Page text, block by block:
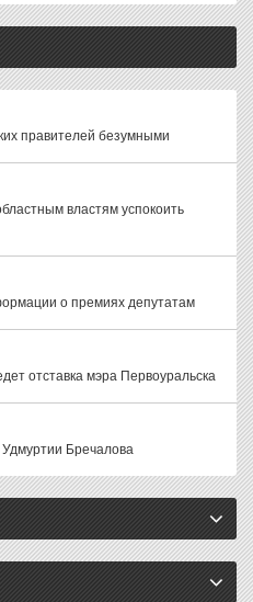
правителей безумными
властям успокоить
о премиях депутатам
отставка мэра Первоуральска
Удмуртии Бречалова